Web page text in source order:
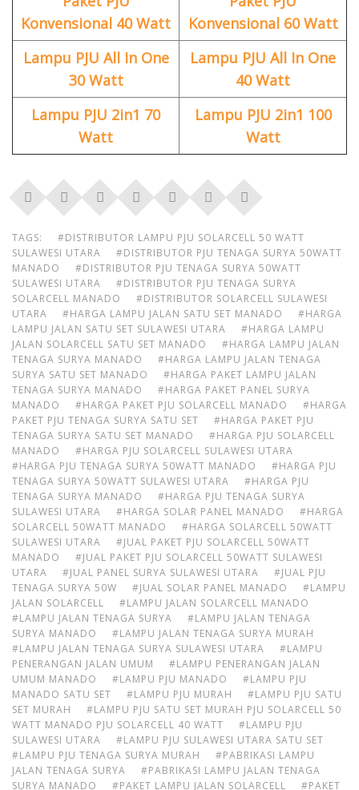
Konvensional 40 Watt
Konvensional 60 Watt
Lampu PJU All In One
30 Watt
Lampu PJU All In One
40 Watt
Lampu PJU 2in1 70
Watt
Lampu PJU 2in1 100
Watt
TAGS:
#DISTRIBUTOR LAMPU PJU SOLARCELL 50 WATT
SULAWESI UTARA
#DISTRIBUTOR PJU TENAGA SURYA 50WATT
MANADO
#DISTRIBUTOR PJU TENAGA SURYA 50WATT
SULAWESI UTARA
#DISTRIBUTOR PJU TENAGA SURYA
SOLARCELL MANADO
#DISTRIBUTOR SOLARCELL SULAWESI
UTARA
#HARGA LAMPU JALAN SATU SET MANADO
#HARGA
LAMPU JALAN SATU SET SULAWESI UTARA
#HARGA LAMPU
JALAN SOLARCELL SATU SET MANADO
#HARGA LAMPU JALAN
TENAGA SURYA MANADO
#HARGA LAMPU JALAN TENAGA
SURYA SATU SET MANADO
#HARGA PAKET LAMPU JALAN
TENAGA SURYA MANADO
#HARGA PAKET PANEL SURYA
MANADO
#HARGA PAKET PJU SOLARCELL MANADO
#HARGA
PAKET PJU TENAGA SURYA SATU SET
#HARGA PAKET PJU
TENAGA SURYA SATU SET MANADO
#HARGA PJU SOLARCELL
MANADO
#HARGA PJU SOLARCELL SULAWESI UTARA
#HARGA PJU TENAGA SURYA 50WATT MANADO
#HARGA PJU
TENAGA SURYA 50WATT SULAWESI UTARA
#HARGA PJU
TENAGA SURYA MANADO
#HARGA PJU TENAGA SURYA
SULAWESI UTARA
#HARGA SOLAR PANEL MANADO
#HARGA
SOLARCELL 50WATT MANADO
#HARGA SOLARCELL 50WATT
SULAWESI UTARA
#JUAL PAKET PJU SOLARCELL 50WATT
MANADO
#JUAL PAKET PJU SOLARCELL 50WATT SULAWESI
UTARA
#JUAL PANEL SURYA SULAWESI UTARA
#JUAL PJU
TENAGA SURYA 50W
#JUAL SOLAR PANEL MANADO
#LAMPU
JALAN SOLARCELL
#LAMPU JALAN SOLARCELL MANADO
#LAMPU JALAN TENAGA SURYA
#LAMPU JALAN TENAGA
SURYA MANADO
#LAMPU JALAN TENAGA SURYA MURAH
#LAMPU JALAN TENAGA SURYA SULAWESI UTARA
#LAMPU
PENERANGAN JALAN UMUM
#LAMPU PENERANGAN JALAN
UMUM MANADO
#LAMPU PJU MANADO
#LAMPU PJU
MANADO SATU SET
#LAMPU PJU MURAH
#LAMPU PJU SATU
SET MURAH
#LAMPU PJU SATU SET MURAH PJU SOLARCELL 50
WATT MANADO PJU SOLARCELL 40 WATT
#LAMPU PJU
SULAWESI UTARA
#LAMPU PJU SULAWESI UTARA SATU SET
#LAMPU PJU TENAGA SURYA MURAH
#PABRIKASI LAMPU
JALAN TENAGA SURYA
#PABRIKASI LAMPU JALAN TENAGA
SURYA MANADO
#PAKET LAMPU JALAN SOLARCELL
#PAKET